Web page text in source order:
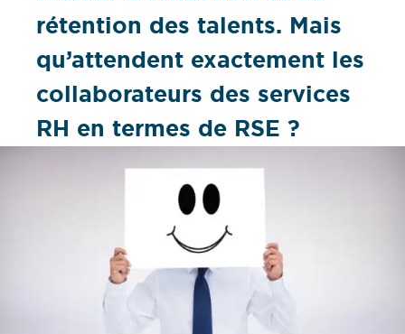
rétention des talents. Mais
qu’attendent exactement les
collaborateurs des services
RH en termes de RSE ?